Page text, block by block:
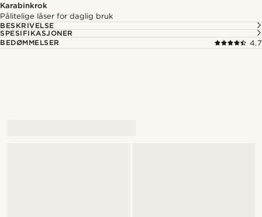
Karabinkrok
Pålitelige låser for daglig bruk
BESKRIVELSE
SPESIFIKASJONER
BEDØMMELSER
4.7